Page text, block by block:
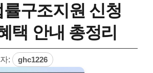
구조지원 신청
택 안내 총정리
: ghc1226